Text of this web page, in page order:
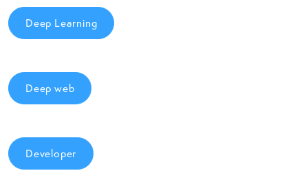
Deep Learning
Deep web
Developer